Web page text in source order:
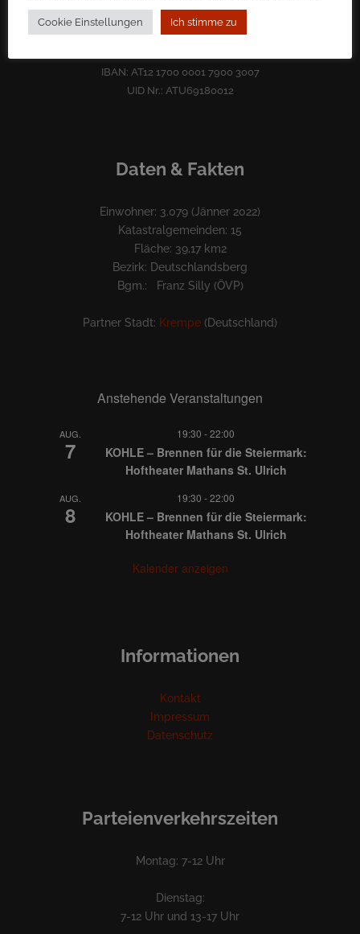
Fax: 03465 70 50 – 222
IBAN: AT12 1700 0001 7900 3007
UID Nr.: ATU69180012
Daten & Fakten
Einwohner: 3.079 (Jänner 2022)
Katastralgemeinden: 15
Fläche: 39,17 km2
Bezirk: Deutschlandsberg
Bgm.: Franz Silly (ÖVP)
Partner Stadt: Krempe (Deutschland)
Anstehende Veranstaltungen
AUG.
7
19:30 -22:00
KOHLE – Brennen für die Steiermark:
Hoftheater Mathans St. Ulrich
AUG.
8
19:30 -22:00
KOHLE – Brennen für die Steiermark:
Hoftheater Mathans St. Ulrich
Kalender anzeigen
Informationen
Kontakt
Impressum
Datenschutz
Parteienverkehrszeiten
Montag: 7-12 Uhr
Dienstag:
7-12 Uhr und 13-17 Uhr
Cookie Einstellungen Ich stimme zu